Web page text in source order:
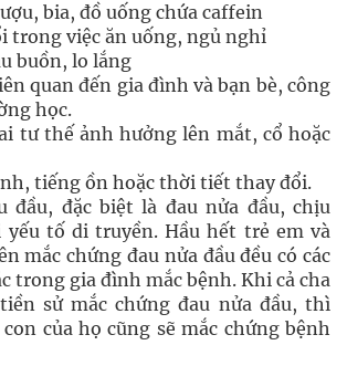
bia, đồ uống chứa caffein
trong việc ăn uống, ngủ nghỉ
buồn, lo lắng
quan đến gia đình và bạn bè, công
học.
tư thế ảnh hưởng lên mắt, cổ hoặc
tiếng ồn hoặc thời tiết thay đổi.
đầu, đặc biệt là đau nửa đầu, chịu
yếu tố di truyền. Hầu hết trẻ em và
mắc chứng đau nửa đầu đều có các
trong gia đình mắc bệnh. Khi cả cha
sử mắc chứng đau nửa đầu, thì
của họ cũng sẽ mắc chứng bệnh